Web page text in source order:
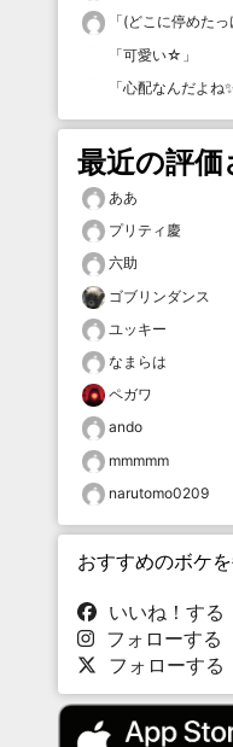
「(どこに停めた
「可愛い☆ 」
「心配なんだよね
最近の評
ああ
プリティ慶
六助
ゴブリンダンス
ユッキー
なまらは
ペガワ
ando
mmmmm
narutomo0209
おすすめのボケ
いいね！する
フォローする
フォローする